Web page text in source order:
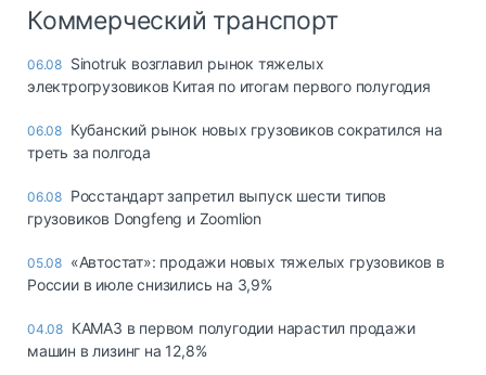
Коммерческий транспорт
06.08 Sinotruk возглавил рынок тяжелых
электрогрузовиков Китая по итогам первого полугодия
06.08 Кубанский рынок новых грузовиков сократился на
треть за полгода
06.08 Росстандарт запретил выпуск шести типов
грузовиков Dongfeng и Zoomlion
05.08 «Автостат»: продажи новых тяжелых грузовиков в
России в июле снизились на 3,9%
04.08 КАМАЗ в первом полугодии нарастил продажи
машин в лизинг на 12,8%